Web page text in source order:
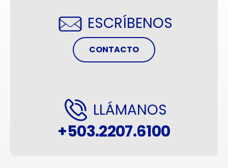
ESCRÍBENOS
CONTACTO
LLÁMANOS
+503.2207.6100